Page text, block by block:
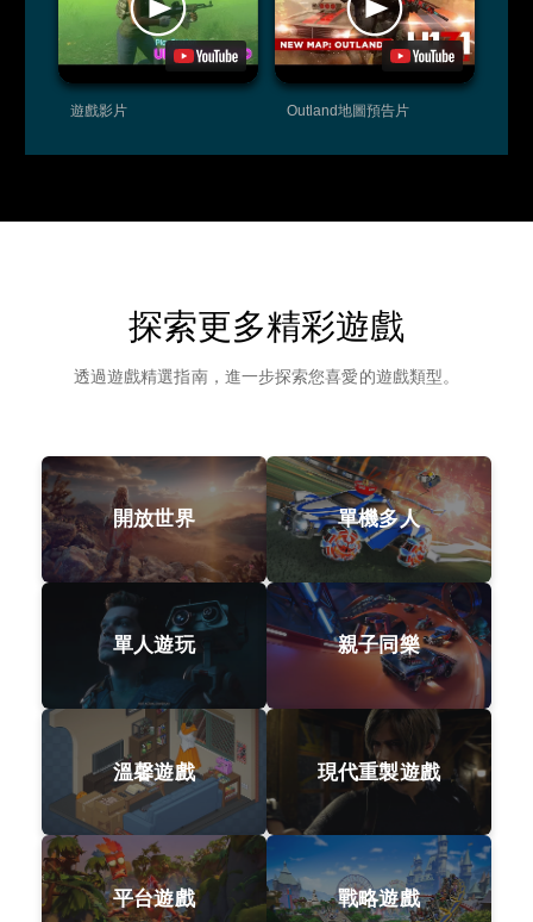
遊戲影片 Outland地圖預告片
探索更多精彩遊戲
透過遊戲精選指南，進一步探索您喜愛的遊戲類型。
開放世界 單機多人
單人遊玩 親子同樂
溫馨遊戲 現代重製遊戲
平台遊戲 戰略遊戲